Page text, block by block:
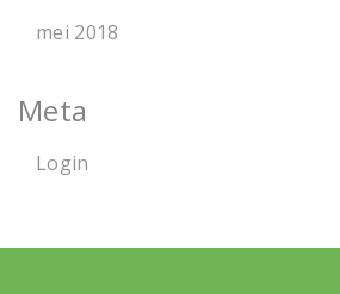
mei 2018
Meta
Login